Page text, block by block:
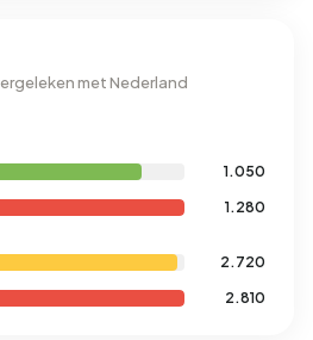
met Nederland
1.050
1.280
2.720
2.810